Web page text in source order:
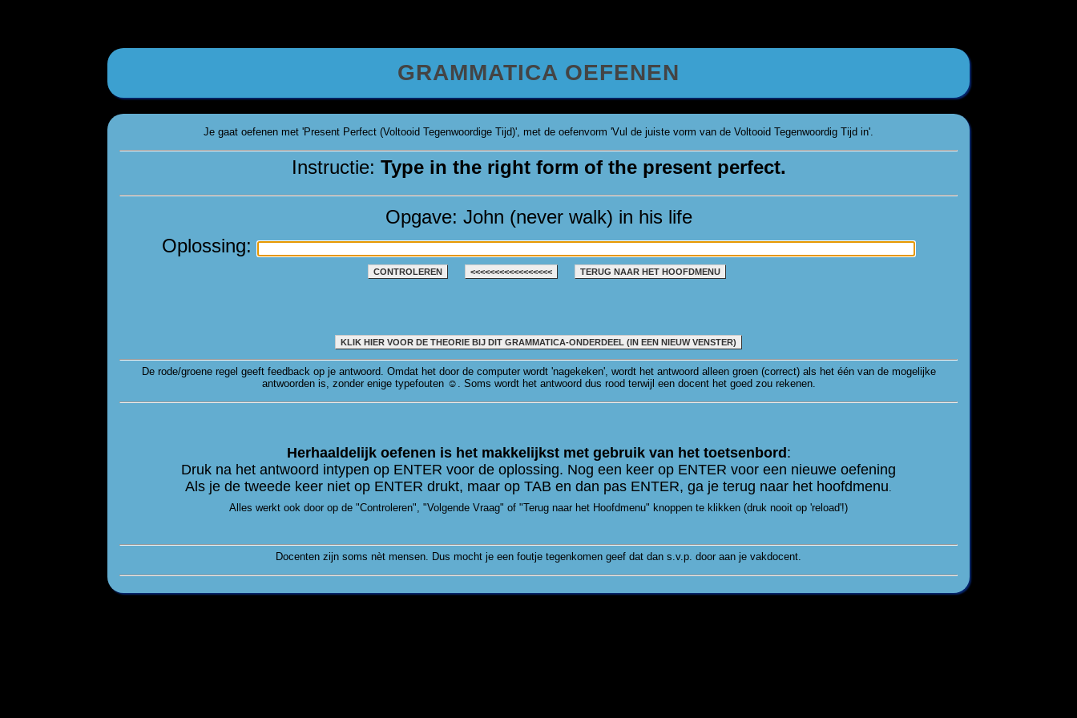
GRAMMATICA OEFENEN
Je gaat oefenen met 'Present Perfect (Voltooid Tegenwoordige Tijd)', met de oefenvorm 'Vul de juiste vorm van de Voltooid Tegenwoordig Tijd in'.
Instructie: Type in the right form of the present perfect.
Opgave: John (never walk) in his life
Oplossing:
CONTROLEREN <<<<<<<<<<<<<<<<< TERUG NAAR HET HOOFDMENU
KLIK HIER VOOR DE THEORIE BIJ DIT GRAMMATICA-ONDERDEEL (IN EEN NIEUW VENSTER)
De rode/groene regel geeft feedback op je antwoord. Omdat het door de computer wordt 'nagekeken', wordt het antwoord alleen groen (correct) als het één van de mogelijke
antwoorden is, zonder enige typefouten ☺. Soms wordt het antwoord dus rood terwijl een docent het goed zou rekenen.
Herhaaldelijk oefenen is het makkelijkst met gebruik van het toetsenbord :
Druk na het antwoord intypen op ENTER voor de oplossing. Nog een keer op ENTER voor een nieuwe oefening
Als je de tweede keer niet op ENTER drukt, maar op TAB en dan pas ENTER, ga je terug naar het hoofdmenu.
Alles werkt ook door op de "Controleren", "Volgende Vraag" of "Terug naar het Hoofdmenu" knoppen te klikken (druk nooit op 'reload'!)
Docenten zijn soms nèt mensen. Dus mocht je een foutje tegenkomen geef dat dan s.v.p. door aan je vakdocent.